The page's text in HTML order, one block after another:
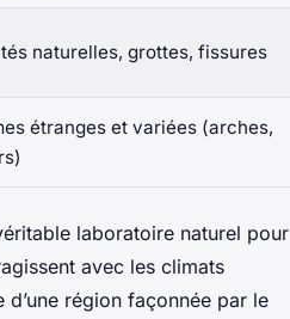
naturelles, grottes, fissures
étranges et variées (arches,
laboratoire naturel pour
avec les climats
région façonnée par le